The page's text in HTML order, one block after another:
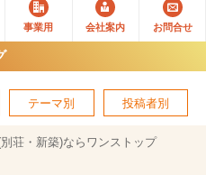
事業用 会社案内 お問合せ
テーマ別 投稿者別
荘・新築)ならワンストップ